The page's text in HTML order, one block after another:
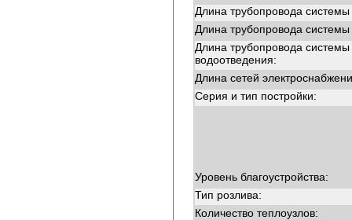
Длина трубопровода
Длина трубопровода
Длина трубопровода системы
водоотведения:
Длина сетей
Серия и тип постройки:
Уровень благоустройства:
Тип розлива:
Количество теплоузлов: